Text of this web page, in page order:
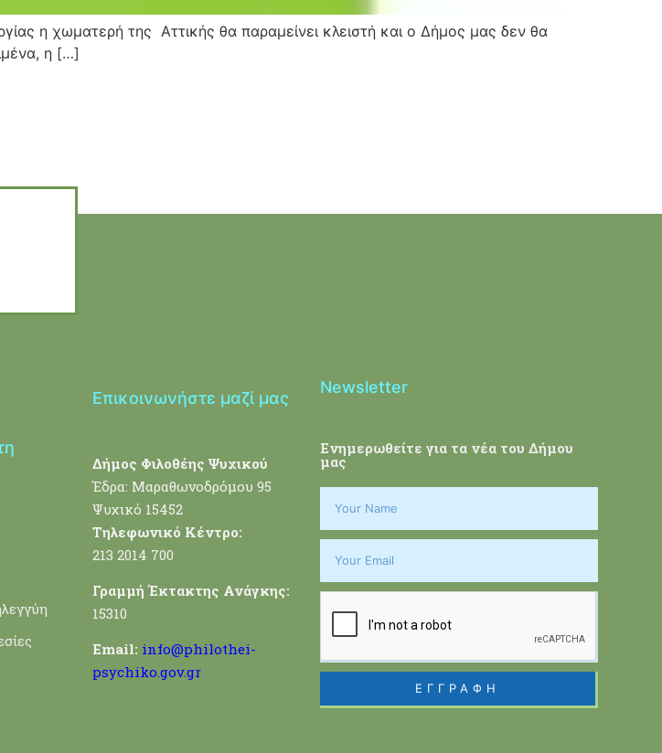
η χωματερή της Αττικής θα παραμείνει κλειστή και ο Δήμος μας δεν θα
η […]
Επικοινωνήστε μαζί μας
Δήμος Φιλοθέης Ψυχικού
Έδρα: Μαραθωνοδρόμου 95
Ψυχικό 15452
Τηλεφωνικό Κέντρο:
213 2014 700
Γραμμή Έκτακτης Ανάγκης:
15310
Email: info@philothei-
psychiko.gov.gr
Newsletter
Ενημερωθείτε για τα νέα του Δήμου
μας
ΕΓΓΡΑΦΗ